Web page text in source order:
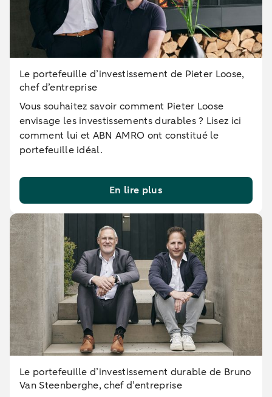
Le portefeuille d’investissement de Pieter Loose,
chef d’entreprise
Vous souhaitez savoir comment Pieter Loose
envisage les investissements durables ? Lisez ici
comment lui et ABN AMRO ont constitué le
portefeuille idéal.
En lire plus
Le portefeuille d’investissement durable de Bruno
Van Steenberghe, chef d’entreprise